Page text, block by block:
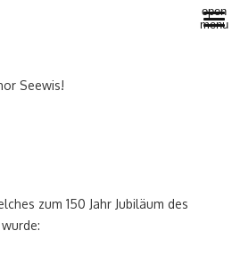
Seewis!
open
menu
zum 150 Jahr Jubiläum des